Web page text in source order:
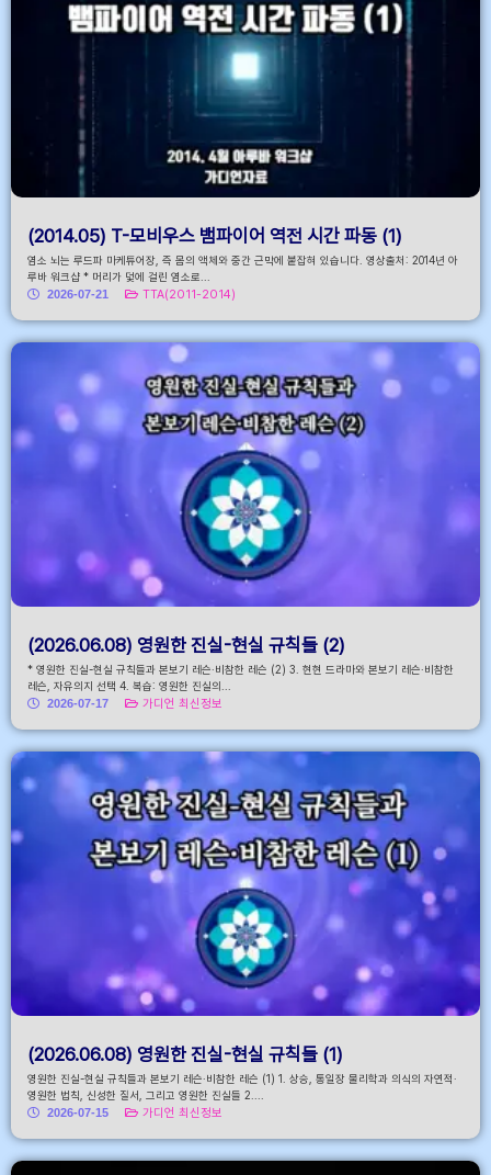
(2014.05) T-모비우스 뱀파이어 역전 시간 파동 (1)
염소 뇌는 루드파 마케튜어장, 즉 몸의 액체와 중간 근막에 붙잡혀 있습니다. 영상출처: 2014년 아
루바 워크샵 * 머리가 덫에 걸린 염소로...
2026-07-21
TTA(2011-2014)
(2026.06.08) 영원한 진실-현실 규칙들 (2)
* 영원한 진실-현실 규칙들과 본보기 레슨·비참한 레슨 (2) 3. 현현 드라마와 본보기 레슨·비참한
레슨, 자유의지 선택 4. 복습: 영원한 진실의...
2026-07-17
가디언 최신정보
(2026.06.08) 영원한 진실-현실 규칙들 (1)
영원한 진실-현실 규칙들과 본보기 레슨·비참한 레슨 (1) 1. 상승, 통일장 물리학과 의식의 자연적·
영원한 법칙, 신성한 질서, 그리고 영원한 진실들 2....
2026-07-15
가디언 최신정보